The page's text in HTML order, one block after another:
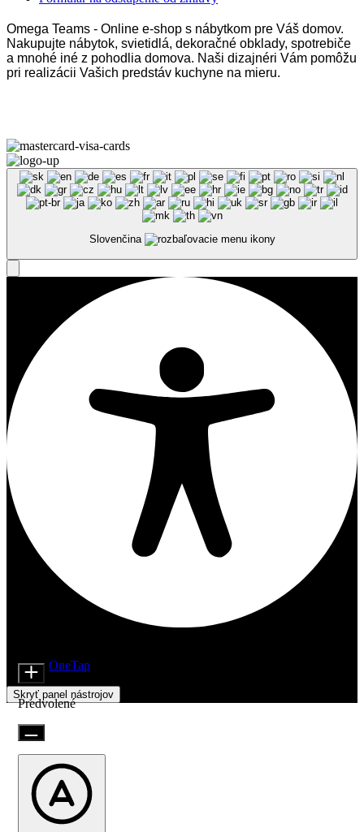
Omega Teams - Online e-shop s nábytkom pre Váš domov.
Nakupujte nábytok, svietidlá, dekoračné obklady, spotrebiče
a mnohé iné z pohodlia domova. Naši dizajnéri Vám pomôžu
pri realizácii Vašich predstáv kuchyne na mieru.
Slovenčina
Beží na OneTap
Skryť panel nástrojov
Predvolené